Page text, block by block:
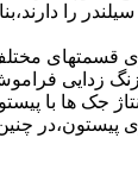
را
قسمتهای
زدایی
جک ها با
پیستون،در